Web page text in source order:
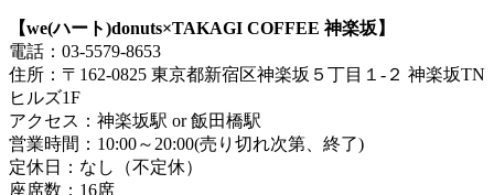
【we(ハート)donuts×TAKAGI COFFEE 神楽坂】
電話：03-5579‐8653
住所：〒162-0825 東京都新宿区神楽坂５丁目１-２ 神楽坂TN
ヒルズ1F
アクセス：神楽坂駅 or 飯田橋駅
営業時間：10:00～20:00(売り切れ次第、終了)
定休日：なし（不定休）
座席数：16席